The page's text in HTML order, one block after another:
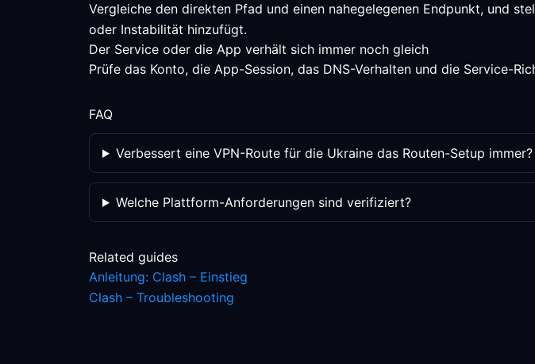
Vergleiche den direkten Pfad und einen nahegelegenen Endpunkt, und
oder Instabilität hinzufügt.
Der Service oder die App verhält sich immer noch gleich
Prüfe das Konto, die App-Session, das DNS-Verhalten und die Service-
FAQ
Verbessert eine VPN-Route für die Ukraine das Routen-Setup immer?
Welche Plattform-Anforderungen sind verifiziert?
Related guides
Anleitung: Clash – Einstieg
Clash – Troubleshooting